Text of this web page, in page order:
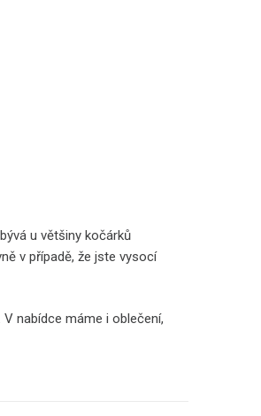
u většiny kočárků
v případě, že jste vysocí
V nabídce máme i oblečení,